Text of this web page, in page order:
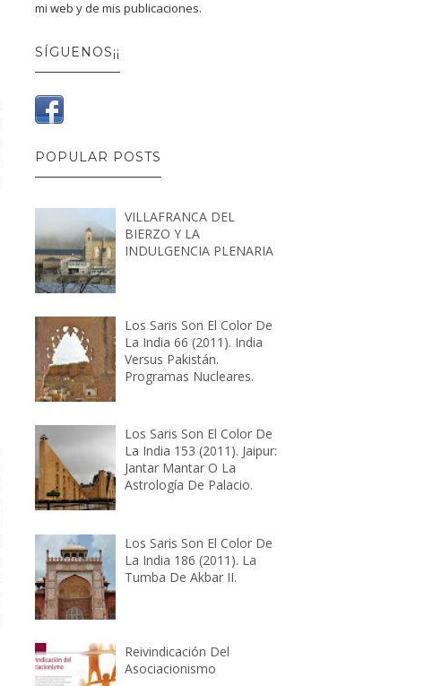
mi web y de mis publicaciones.
SÍGUENOS¡¡
POPULAR POSTS
VILLAFRANCA DEL
BIERZO Y LA
INDULGENCIA PLENARIA
Los Saris Son El Color De
La India 66 (2011). India
Versus Pakistán.
Programas Nucleares.
Los Saris Son El Color De
La India 153 (2011). Jaipur:
Jantar Mantar O La
Astrología De Palacio.
Los Saris Son El Color De
La India 186 (2011). La
Tumba De Akbar II.
Reivindicación Del
Asociacionismo